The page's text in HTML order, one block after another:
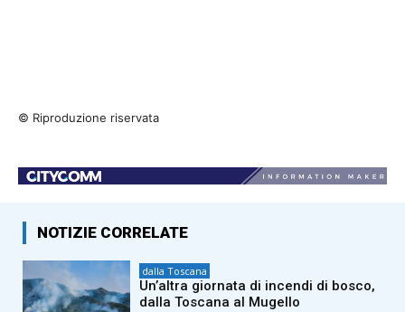
© Riproduzione riservata
NOTIZIE CORRELATE
dalla Toscana
Un’altra giornata di incendi di bosco,
dalla Toscana al Mugello